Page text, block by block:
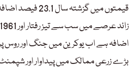
قیمتوں میں گزشتہ
اضافہ ہے اب یوکرین میں جنگ اور روس
بڑے زرعی ممالک میں پیداوار اور